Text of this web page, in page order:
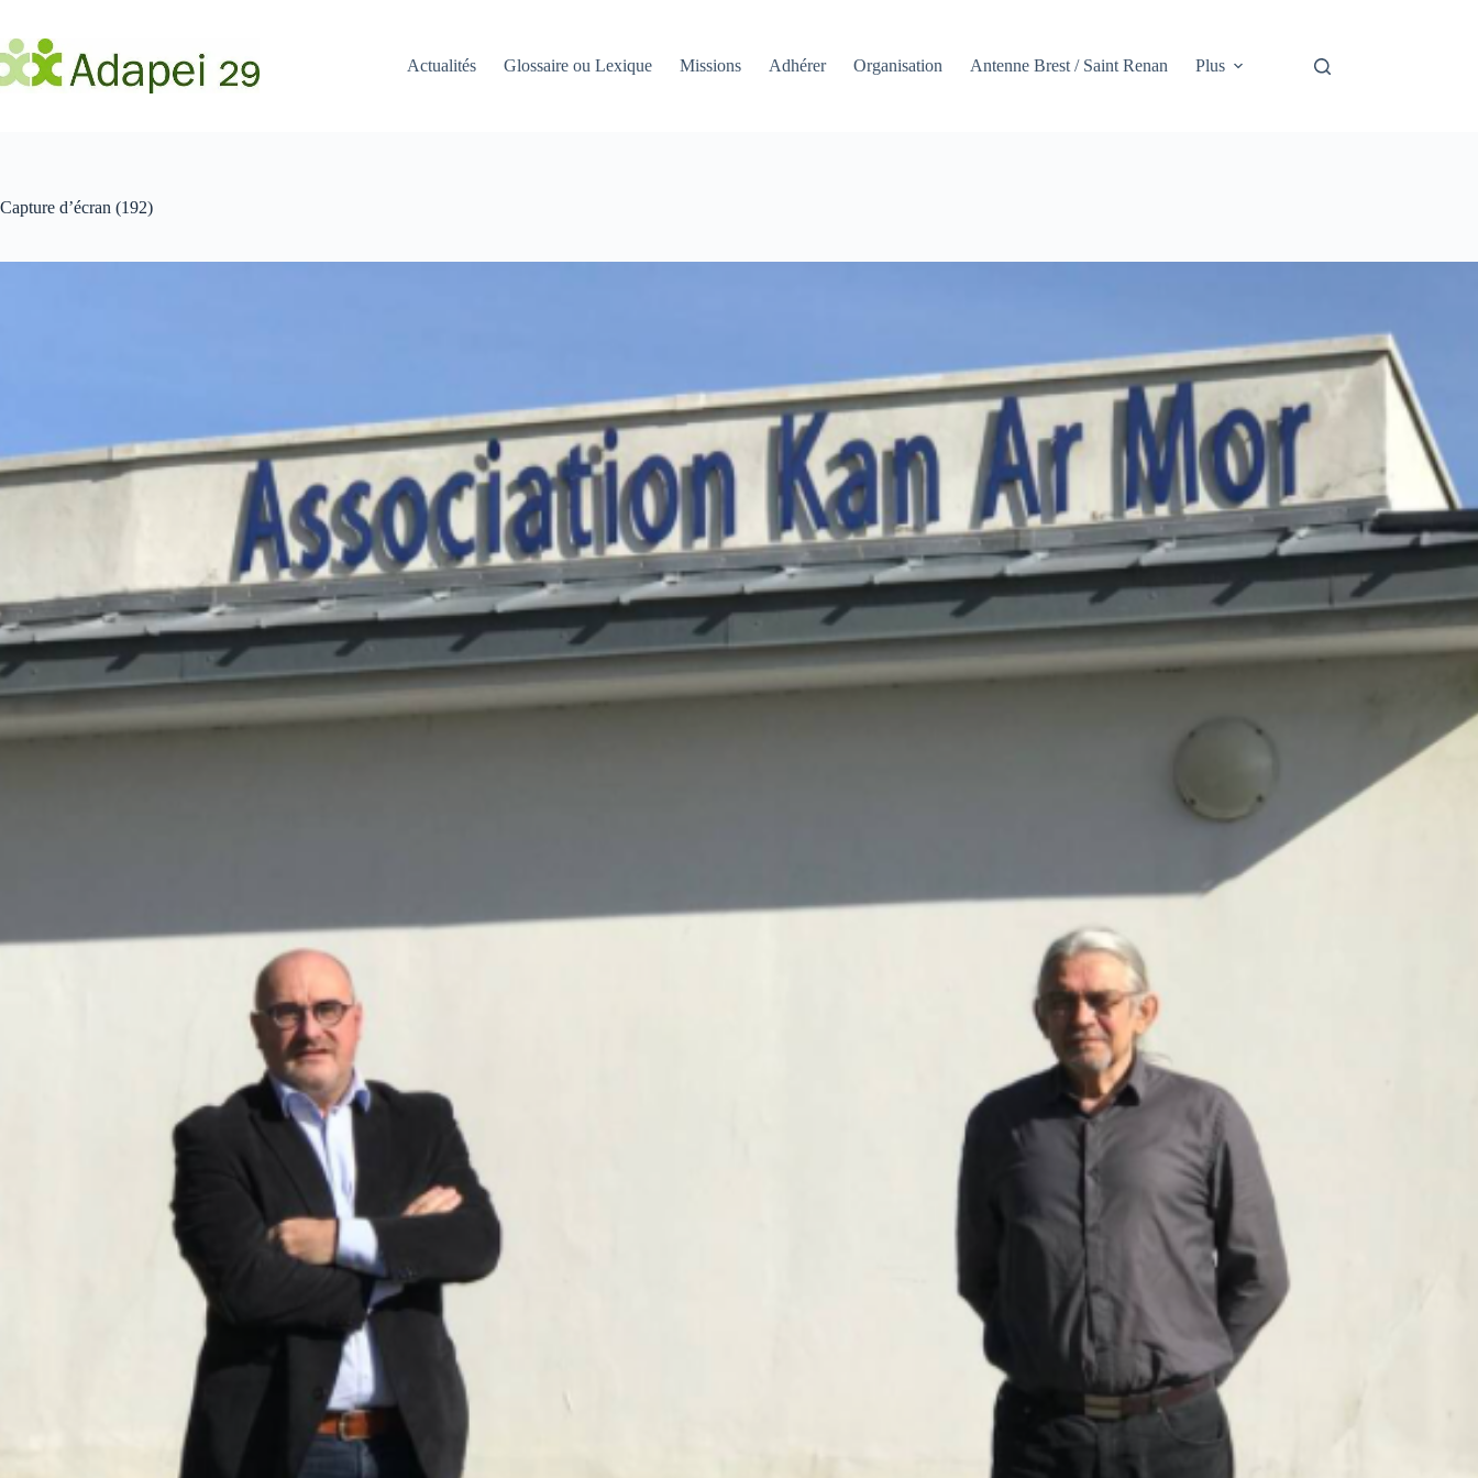
contenu
Actualités
Glossaire ou Lexique Missions Adhérer Organisation Antenne Brest / Saint Renan Plus
Capture d’écran (192)